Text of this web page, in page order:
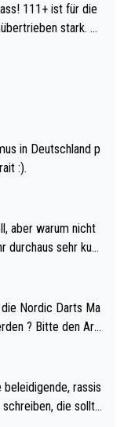
die
stark. U
in Deutschland p
:).
aber warum nicht
des Weltmei
Archie Self letzt
Weltmeister durch
sich das (in Ve
? Bitte den Arti
beleidigende, rassis
die sollte